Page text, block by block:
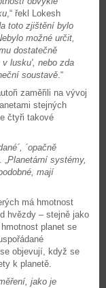
,“ řekl Lokesh
toto zjištění bylo
možné určit,
dostatečně
lusku', nebo zda
soustavě.“
zaměřili na vývoj
stejných
čtyři takové
´opačně
„Planetární systémy,
mají
má hmotnost
hvězdy – stejně jako
planet se
objevují, když se
k planetě.
jako je